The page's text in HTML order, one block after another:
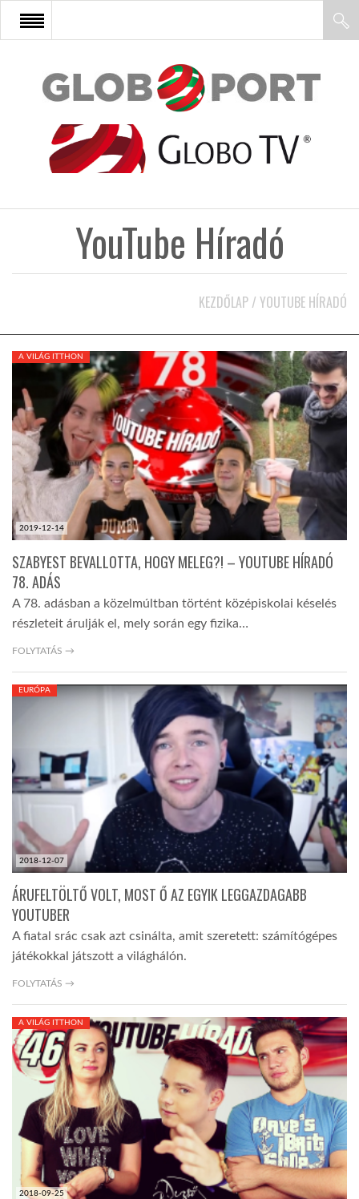
FŐOLDAL
AFRIKA
KÖZEL-KELET
AUSZTRÁLIA
A VILÁG ITTHON
GLOBOTV BP
TROPICALMAGAZIN
AFRIKA TUDÁSTÁR
LINKTR.EE
GLOBOZSARU
DOBRAVERO.HU
LATIMO.HU
GLOBOBOOK
YouTube Híradó
KEZDŐLAP / YOUTUBE HÍRADÓ
2019-12-14
A VILÁG ITTHON
SZABYEST BEVALLOTTA, HOGY MELEG?! – YOUTUBE HÍRADÓ
78. ADÁS
A 78. adásban a közelmúltban történt középiskolai késelés
részleteit árulják el, mely során egy fizika…
FOLYTATÁS →
2018-12-07
EURÓPA
ÁRUFELTÖLTŐ VOLT, MOST Ő AZ EGYIK LEGGAZDAGABB
YOUTUBER
A fiatal srác csak azt csinálta, amit szeretett: számítógépes
játékokkal játszott a világhálón.
FOLYTATÁS →
2018-09-25
A VILÁG ITTHON